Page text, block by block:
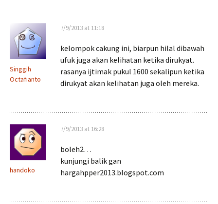
Singgih
Octafianto
7/9/2013 at 11:18
kelompok cakung ini, biarpun hilal dibawah
ufuk juga akan kelihatan ketika dirukyat.
rasanya ijtimak pukul 1600 sekalipun ketika
dirukyat akan kelihatan juga oleh mereka.
handoko
7/9/2013 at 16:28
boleh2…
kunjungi balik gan
hargahpper2013.blogspot.com